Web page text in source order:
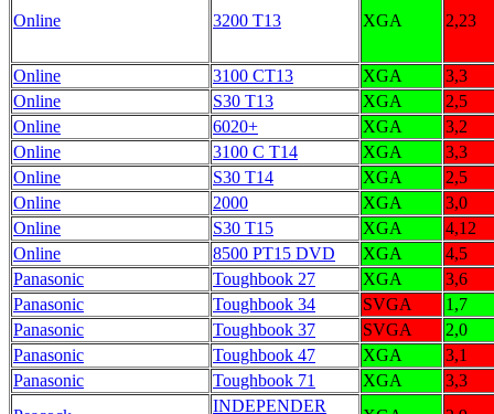
Online 3200 T13 XGA 2,23
Online 3100 CT13 XGA
3,3
Online
S30 T13 XGA
2,5
Online
6020+ XGA
3,2
Online
3100 C T14 XGA
3,3
Online
S30 T14 XGA
2,5
Online
2000 XGA
3,0
Online
S30 T15 XGA
4,12
Online
8500 PT15 DVD XGA
4,5
Panasonic
Toughbook 27 XGA
3,6
Panasonic
Toughbook 34 SVGA
1,7
Panasonic
Toughbook 37 SVGA
2,0
Panasonic
Toughbook 47 XGA
3,1
Panasonic
Toughbook 71 XGA
3,3
INDEPENDER